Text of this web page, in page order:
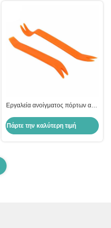
Εργαλεία ανοίγματος πόρτων από
Πάρτε την καλύτερη τιμή